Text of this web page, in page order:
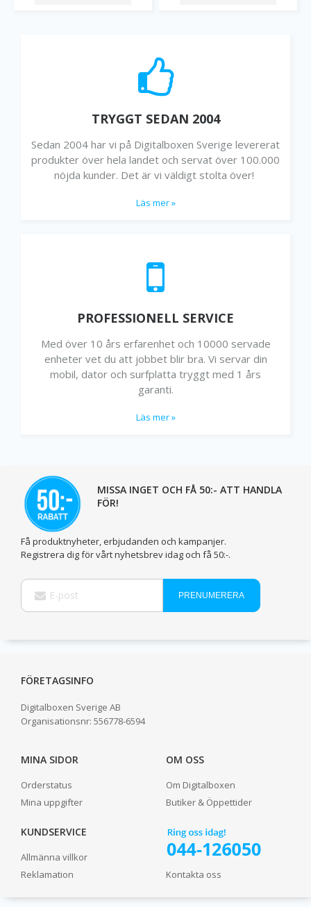
TRYGGT SEDAN 2004
Sedan 2004 har vi på Digitalboxen Sverige levererat
produkter över hela landet och servat över 100.000
nöjda kunder. Det är vi väldigt stolta över!
Läs mer »
PROFESSIONELL SERVICE
Med över 10 års erfarenhet och 10000 servade
enheter vet du att jobbet blir bra. Vi servar din
mobil, dator och surfplatta tryggt med 1 års
garanti.
Läs mer »
MISSA INGET OCH FÅ 50:- ATT HANDLA
FÖR!
Få produktnyheter, erbjudanden och kampanjer.
Registrera dig för vårt nyhetsbrev idag och få 50:-.
Sign
for
PRENUMERERA
FÖRETAGSINFO
Digitalboxen Sverige AB
Organisationsnr: 556778-6594
MINA SIDOR
Orderstatus
Mina uppgifter
OM OSS
Om Digitalboxen
Butiker & Öppettider
KUNDSERVICE
Allmänna villkor
Reklamation
Kontakta oss